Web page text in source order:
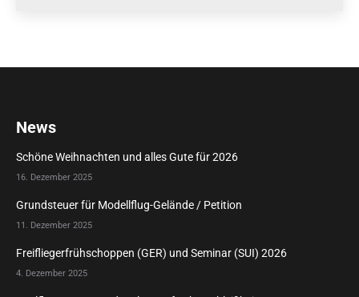
News
Schöne Weihnachten und alles Gute für 2026
16. Dezember 2025
Grundsteuer für Modellflug-Gelände / Petition
11. Dezember 2025
Freifliegerfrühschoppen (GER) und Seminar (SUI) 2026
4. Dezember 2025